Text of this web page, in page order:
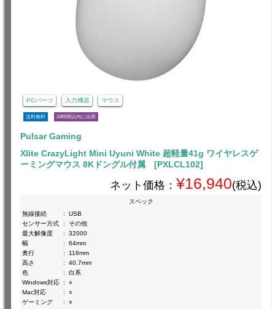
PCパーツ 入力機器 マウス
送料無料 24時間以内に出荷
Pulsar Gaming
Xlite CrazyLight Mini Uyuni White 超軽量41g ワイヤレスゲ
ーミングマウス 8Kドングル付属 [PXLCL102]
ネット価格： ¥16,940(税込)
スペック
無線接続
:
USB
センサー方式
:
その他
最大解像度
:
32000
幅
:
64mm
奥行
:
116mm
高さ
:
40.7mm
色
:
白系
Windows対応 :
○
Mac対応
:
○
ゲーミング
:
○